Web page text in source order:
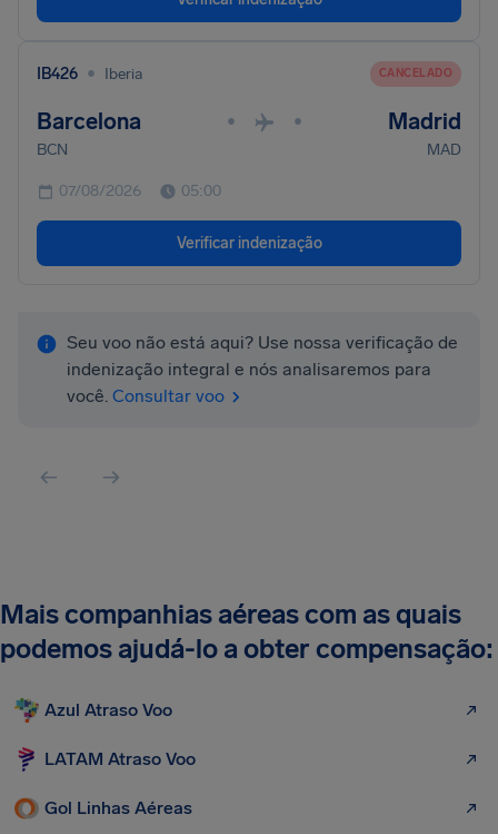
IB426 • Iberia CANCELADO
Barcelona • • Madrid
BCN MAD
07/08/2026 05:00
Verificar indenização
Seu voo não está aqui? Use nossa verificação de
indenização integral e nós analisaremos para
você. Consultar voo
Mais companhias aéreas com as quais
podemos ajudá-lo a obter compensação:
Azul Atraso Voo
LATAM Atraso Voo
Gol Linhas Aéreas